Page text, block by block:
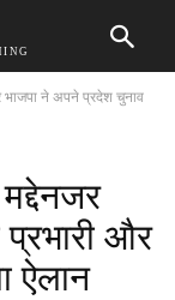
भाजपा ने अपने प्रदेश चुनाव
और
ऐलान